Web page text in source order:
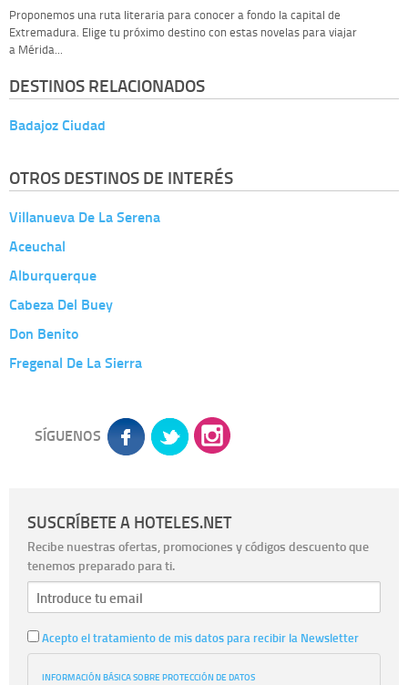
Proponemos una ruta literaria para conocer a fondo la capital de
Extremadura. Elige tu próximo destino con estas novelas para viajar
a Mérida...
DESTINOS RELACIONADOS
Badajoz Ciudad
OTROS DESTINOS DE INTERÉS
Villanueva De La Serena
Aceuchal
Alburquerque
Cabeza Del Buey
Don Benito
Fregenal De La Sierra
SÍGUENOS
SUSCRÍBETE A HOTELES.NET
Recibe nuestras ofertas, promociones y códigos descuento que
tenemos preparado para ti.
Acepto el tratamiento de mis datos para recibir la Newsletter
INFORMACIÓN BÁSICA SOBRE PROTECCIÓN DE DATOS